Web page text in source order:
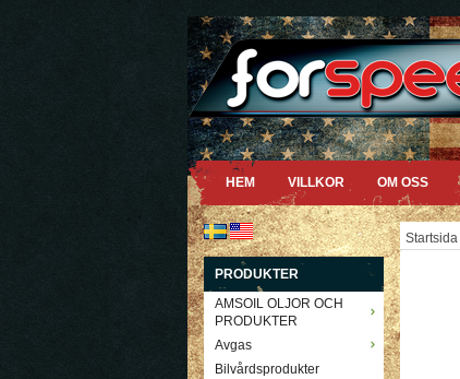
HEM VILLKOR OM OSS
PRODUKTER
AMSOIL OLJOR OCH
PRODUKTER
Avgas
Bilvårdsprodukter
Startsida